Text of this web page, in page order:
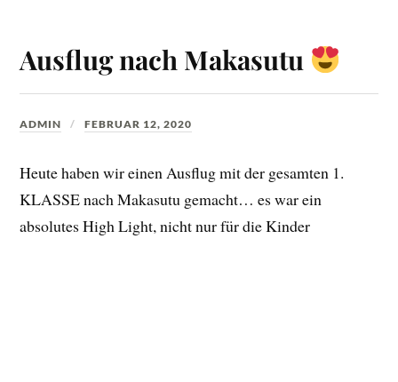
Ausflug nach Makasutu
ADMIN FEBRUAR 12, 2020
Heute haben wir einen Ausflug mit der gesamten 1.
KLASSE nach Makasutu gemacht… es war ein
absolutes High Light, nicht nur für die Kinder